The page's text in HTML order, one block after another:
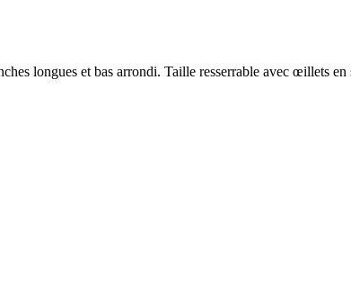
longues et bas arrondi. Taille resserrable avec œillets